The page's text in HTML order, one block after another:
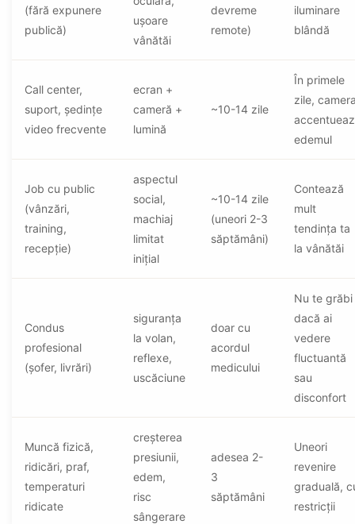
(fără expunere
publică)
ușoare
vânătăi
devreme
remote)
iluminare
blândă
Call center,
suport, ședințe
video frecvente
ecran +
cameră +
lumină
~10-14 zile
În primele
zile,
edemul
Job cu public
(vânzări,
training,
recepție)
aspectul
social,
machiaj
limitat
inițial
~10-14 zile
(uneori 2-3
săptămâni)
Contează
mult
tendința ta
la vânătăi
Condus
profesional
(șofer, livrări)
siguranța
la volan,
reflexe,
uscăciune
doar cu
acordul
medicului
Nu te grăbi
dacă ai
vedere
fluctuantă
sau
disconfort
Muncă fizică,
ridicări, praf,
temperaturi
ridicate
creșterea
presiunii,
edem,
risc
sângerare
adesea 2-
3
săptămâni
Uneori
revenire
graduală,
restricții